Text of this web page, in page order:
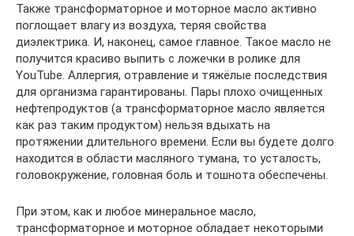
Также трансформаторное и моторное масло активно
поглощает влагу из воздуха, теряя свойства
диэлектрика. И, наконец, самое главное. Такое масло не
получится красиво выпить с ложечки в ролике для
YouTube. Аллергия, отравление и тяжёлые последствия
для организма гарантированы. Пары плохо очищенных
нефтепродуктов (а трансформаторное масло является
как раз таким продуктом) нельзя вдыхать на
протяжении длительного времени. Если вы будете долго
находится в области масляного тумана, то усталость,
головокружение, головная боль и тошнота обеспечены.
При этом, как и любое минеральное масло,
трансформаторное и моторное обладает некоторыми